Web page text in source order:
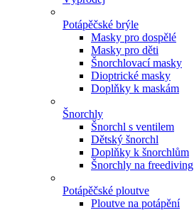
Potápěčské brýle
Masky pro dospělé
Masky pro děti
Šnorchlovací masky
Dioptrické masky
Doplňky k maskám
Šnorchly
Šnorchl s ventilem
Dětský šnorchl
Doplňky k šnorchlům
Šnorchly na freediving
Potápěčské ploutve
Ploutve na potápění